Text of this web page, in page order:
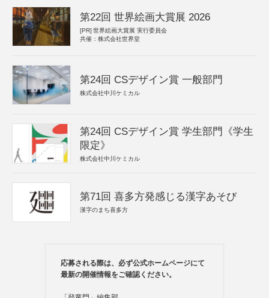
第22回 世界絵画大賞展 2026
[PR] 世界絵画大賞展 実行委員会
共催：株式会社世界堂
第24回 CSデザイン賞 一般部門
株式会社中川ケミカル
第24回 CSデザイン賞 学生部門《学生
限定》
株式会社中川ケミカル
第71回 喜多方発感じる漢字あそび
漢字のまち喜多方
応募される際は、必ず公式ホームページにて
最新の開催情報をご確認ください。